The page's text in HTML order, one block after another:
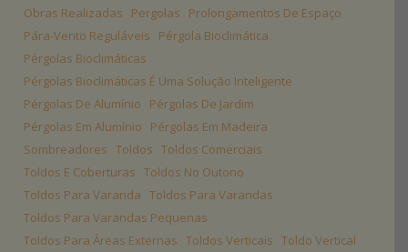
Obras Realizadas
Pergolas
Prolongamentos De Espaço
Pára-Vento Reguláveis
Pérgola Bioclimática
Pérgolas Bioclimáticas
Pérgolas Bioclimáticas É Uma Solução Inteligente
Pérgolas De Alumínio
Pérgolas De Jardim
Pérgolas Em Alumínio
Pérgolas Em Madeira
Sombreadores Toldos Toldos Comerciais
Toldos E Coberturas Toldos No Outono
Toldos Para Varanda Toldos Para Varandas
Toldos Para Varandas Pequenas
Toldos Para Áreas Externas Toldos Verticais Toldo Vertical